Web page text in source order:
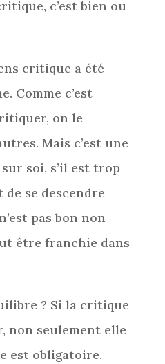
c’est bien ou
critique a été
Comme c’est
on le
Mais c’est une
soi, s’il est trop
se descendre
pas bon non
être franchie dans
? Si la critique
non seulement elle
est obligatoire.